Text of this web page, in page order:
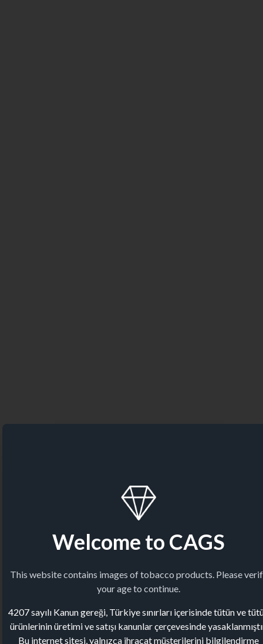
Welcome to CAGS
This website contains images of tobacco products. Please
your age to continue.
4207 sayılı Kanun gereği, Türkiye sınırları içerisinde tütün ve
ürünlerinin üretimi ve satışı kanunlar çerçevesinde
Bu internet sitesi, yalnızca ihracat müşterilerini bilgilendirme